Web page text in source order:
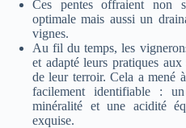
Ces pentes offraient non
optimale mais aussi un
vignes.
Au fil du temps, les
et adapté leurs pratiques
de leur terroir. Cela a mené
facilement identifiable :
minéralité et une acidité
exquise.